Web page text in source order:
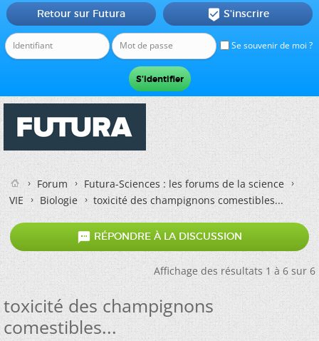
Se souvenir de moi ?
Retour sur Futura  S'inscrire
Forum
Futura-Sciences : les forums de la science
VIE
Biologie toxicité des champignons comestibles...
 RÉPONDRE À LA DISCUSSION
Affichage des résultats 1 à 6 sur 6
toxicité des champignons
comestibles...